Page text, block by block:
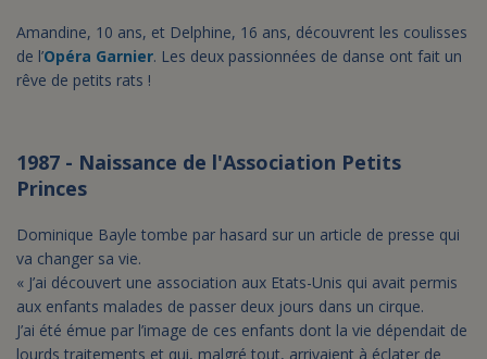
Amandine, 10 ans, et Delphine, 16 ans, découvrent les coulisses
de l’Opéra Garnier. Les deux passionnées de danse ont fait un
rêve de petits rats !
1987 - Naissance de l'Association Petits
Princes
Dominique Bayle tombe par hasard sur un article de presse qui
va changer sa vie.
« J’ai découvert une association aux Etats-Unis qui avait permis
aux enfants malades de passer deux jours dans un cirque.
J’ai été émue par l’image de ces enfants dont la vie dépendait de
lourds traitements et qui, malgré tout, arrivaient à éclater de